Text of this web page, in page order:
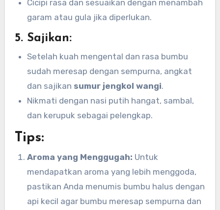
Cicipi rasa dan sesuaikan dengan menambah
garam atau gula jika diperlukan.
5. Sajikan:
Setelah kuah mengental dan rasa bumbu
sudah meresap dengan sempurna, angkat
dan sajikan sumur jengkol wangi.
Nikmati dengan nasi putih hangat, sambal,
dan kerupuk sebagai pelengkap.
Tips:
Aroma yang Menggugah: Untuk
mendapatkan aroma yang lebih menggoda,
pastikan Anda menumis bumbu halus dengan
api kecil agar bumbu meresap sempurna dan